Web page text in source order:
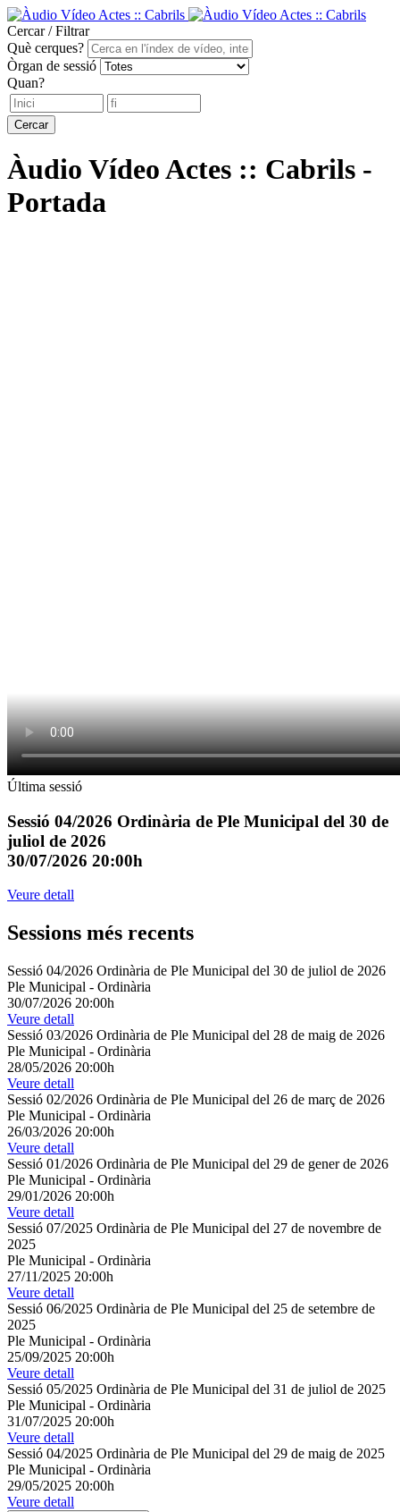
Cercar / Filtrar
Què cerques?
Òrgan de sessió
Quan?
Cercar
Àudio Vídeo Actes :: Cabrils -
Portada
Última sessió
Sessió 04/2026 Ordinària de Ple Municipal del 30 de
juliol de 2026
30/07/2026 20:00h
Veure detall
Sessions més recents
Sessió 04/2026 Ordinària de Ple Municipal del 30 de juliol de 2026
Ple Municipal - Ordinària
30/07/2026 20:00h
Veure detall
Sessió 03/2026 Ordinària de Ple Municipal del 28 de maig de 2026
Ple Municipal - Ordinària
28/05/2026 20:00h
Veure detall
Sessió 02/2026 Ordinària de Ple Municipal del 26 de març de 2026
Ple Municipal - Ordinària
26/03/2026 20:00h
Veure detall
Sessió 01/2026 Ordinària de Ple Municipal del 29 de gener de 2026
Ple Municipal - Ordinària
29/01/2026 20:00h
Veure detall
Sessió 07/2025 Ordinària de Ple Municipal del 27 de novembre de
2025
Ple Municipal - Ordinària
27/11/2025 20:00h
Veure detall
Sessió 06/2025 Ordinària de Ple Municipal del 25 de setembre de
2025
Ple Municipal - Ordinària
25/09/2025 20:00h
Veure detall
Sessió 05/2025 Ordinària de Ple Municipal del 31 de juliol de 2025
Ple Municipal - Ordinària
31/07/2025 20:00h
Veure detall
Sessió 04/2025 Ordinària de Ple Municipal del 29 de maig de 2025
Ple Municipal - Ordinària
29/05/2025 20:00h
Veure detall